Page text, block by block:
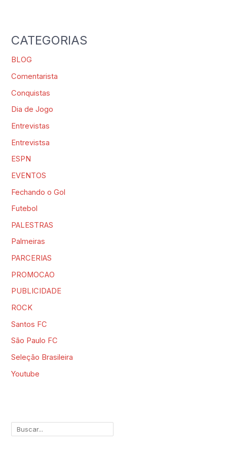
CATEGORIAS
BLOG
Comentarista
Conquistas
Dia de Jogo
Entrevistas
Entrevistsa
ESPN
EVENTOS
Fechando o Gol
Futebol
PALESTRAS
Palmeiras
PARCERIAS
PROMOCAO
PUBLICIDADE
ROCK
Santos FC
São Paulo FC
Seleção Brasileira
Youtube